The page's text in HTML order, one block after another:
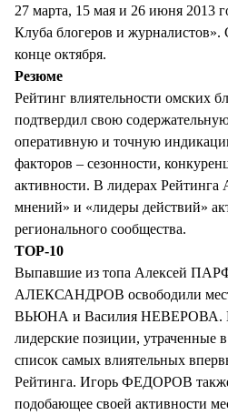
27 марта, 15 мая и 26 июня 2013
Клуба блогеров и
конце октября.
Резюме
Рейтинг влиятельности омских
подтвердил свою
оперативную и точную
факторов – сезонности,
активности. В лидерах
мнений» и «лидеры действий»
регионального сообщества.
TOP-10
Выпавшие из топа Алексей
АЛЕКСАНДРОВ освободили
ВЬЮНА и Василия НЕВЕРОВА.
лидерские позиции, утраченные
список самых влиятельных
Рейтинга. Игорь ФЕДОРОВ
подобающее своей активности